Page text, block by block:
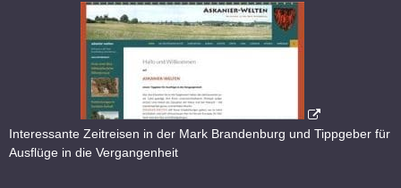
Interessante Zeitreisen in der Mark Brandenburg und Tippgeber für
Ausflüge in die Vergangenheit